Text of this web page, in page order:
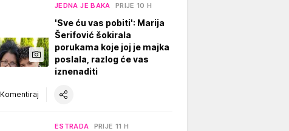
JEDNA JE BAKA PRIJE 10 H
'Sve ću vas pobiti': Marija
Šerifović šokirala
porukama koje joj je majka
poslala, razlog će vas
iznenaditi
Komentiraj
ESTRADA PRIJE 11 H